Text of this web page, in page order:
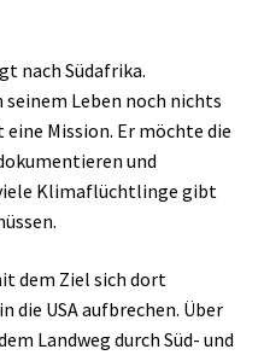
nach Südafrika.
Leben noch nichts
Mission. Er möchte die
und
Klimaflüchtlinge gibt
dem Ziel sich dort
die USA aufbrechen. Über
Landweg durch Süd- und